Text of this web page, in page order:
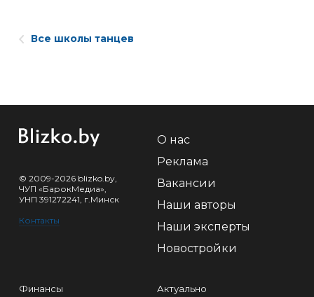
Все школы танцев
© 2009-2026 blizko.by,
ЧУП «БарокМедиа»,
УНП 391272241, г.Минск
Контакты
О нас
Реклама
Вакансии
Наши авторы
Наши эксперты
Новостройки
Финансы
Актуально